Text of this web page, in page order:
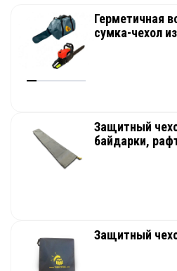
Герметичная
сумка-чехол
Защитный
байдарки,
Защитный